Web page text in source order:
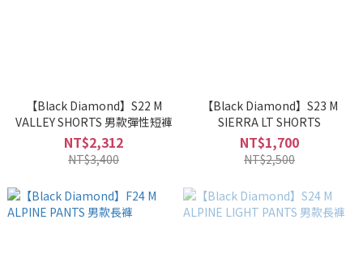
【Black Diamond】S22 M
VALLEY SHORTS 男款彈性短褲
NT$2,312
NT$3,400
【Black Diamond】S23 M
SIERRA LT SHORTS
NT$1,700
NT$2,500